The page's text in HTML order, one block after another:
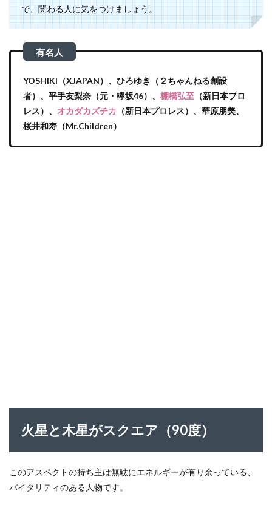
で、関わる人に気をつけましょう。
YOSHIKI（XJAPAN）、ひろゆき（２ちゃんねる創設
者）、平手友梨奈（元・欅坂46）、 棚橋弘至 （新日本プロ
レス）、 オカダカズチカ （新日本プロレス）、華原朋美、
桜井和寿（Mr.Children）
火星と木星がスクエア（90度）
このアスペクトの持ち主は無駄にエネルギーが有り余っている、
バイタリティのある人物です。